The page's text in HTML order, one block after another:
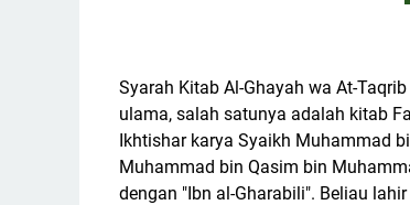
Syarah Kitab Al-Ghayah wa At-
ulama, salah satunya adalah kitab
Ikhtishar karya Syaikh Muhammad
Muhammad bin Qasim bin
dengan "Ibn al-Gharabili". Beliau